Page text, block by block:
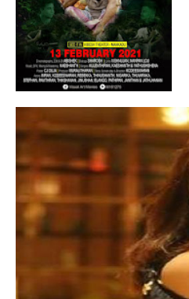
மட்டக்களப்பில் புதிய பாதையில்
பயணி...